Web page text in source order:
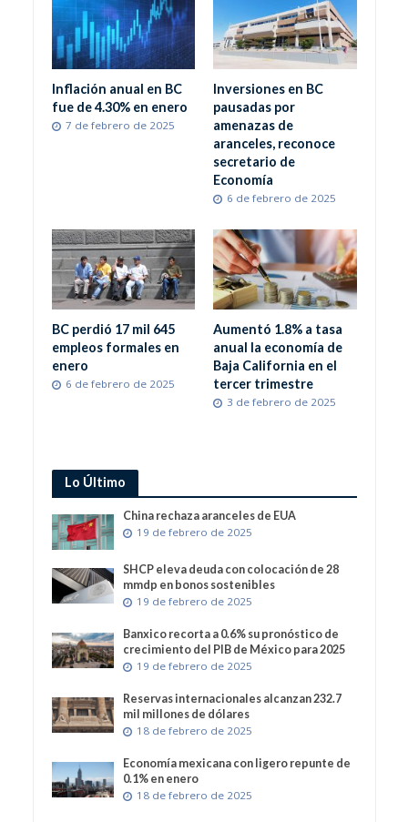
Inflación anual en BC
fue de 4.30% en enero
7 de febrero de 2025
Inversiones en BC
pausadas por
amenazas de
aranceles, reconoce
secretario de
Economía
6 de febrero de 2025
BC perdió 17 mil 645
empleos formales en
enero
6 de febrero de 2025
Aumentó 1.8% a tasa
anual la economía de
Baja California en el
tercer trimestre
3 de febrero de 2025
Lo Último
China rechaza aranceles de EUA
19 de febrero de 2025
SHCP eleva deuda con colocación de 28
mmdp en bonos sostenibles
19 de febrero de 2025
Banxico recorta a 0.6% su pronóstico de
crecimiento del PIB de México para 2025
19 de febrero de 2025
Reservas internacionales alcanzan 232.7
mil millones de dólares
18 de febrero de 2025
Economía mexicana con ligero repunte de
0.1% en enero
18 de febrero de 2025